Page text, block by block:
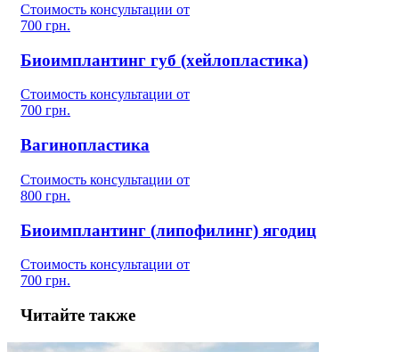
Стоимость консультации от
700 грн.
Биоимплантинг губ (хейлопластика)
Стоимость консультации от
700 грн.
Вагинопластика
Стоимость консультации от
800 грн.
Биоимплантинг (липофилинг) ягодиц
Стоимость консультации от
700 грн.
Читайте также